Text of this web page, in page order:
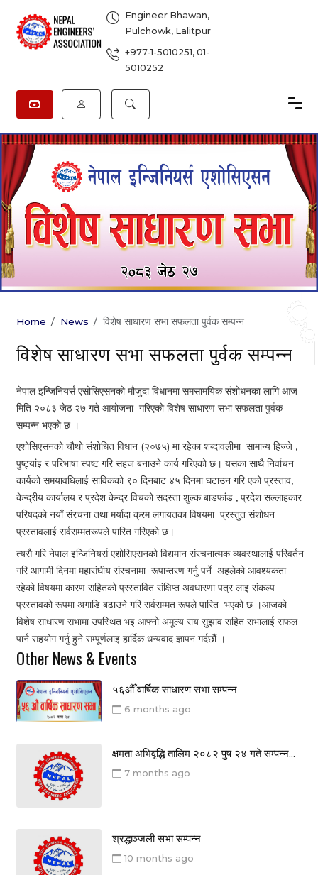
Engineer Bhawan,
Pulchowk, Lalitpur
+977-1-5010251,01-
5010252
Home News विशेष साधारण सभा सफलता पुर्वक सम्पन्न
विशेष साधारण सभा सफलता पुर्वक सम्पन्न
नेपाल इन्जिनियर्स एसोसिएसनको मौजुदा विधानमा समसामयिक संशोधनका लागि आज
मिति २०८३ जेठ २७ गते आयोजना  गरिएको विशेष साधारण सभा सफलता पुर्वक
सम्पन्न भएको छ ।
एशोसिएसनको चौथो संशोधित विधान (२०७५) मा रहेका शब्दावलीमा  सामान्य हिज्जे ,
पुष्ट्यांइ र परिभाषा स्पष्ट गरि सहज बनाउने कार्य गरिएको छ। यसका साथै निर्वाचन
कार्यको समयावधिलाई साविकको ९० दिनबाट ४५ दिनमा घटाउन गरि एको प्रस्ताव,
केन्द्रीय कार्यालय र प्रदेश केन्द्र विचको सदस्ता शुल्क बाडफांड , प्रदेश सल्लाहकार
परिषदको नयाँ संरचना तथा मर्यादा क्रम लगायतका विषयमा  प्रस्तुत संशोधन
प्रस्तावलाई सर्वसम्मतरूपले पारित गरिएको छ।
त्यसै गरि नेपाल इन्जिनियर्स एशोसिएसनको विद्यमान संरचनात्मक व्यवस्थालाई परिवर्तन
गरि आगामी दिनमा महासंघीय संरचनामा  रूपान्तरण गर्नु पर्ने  अहलेको आवश्यकता
रहेको विषयमा कारण सहितको प्रस्तावित संक्षिप्त अवधारणा पत्र लाइ संकल्प
प्रस्तावको रूपमा अगाडि बढाउने गरि सर्वसम्मत रूपले पारित  भएको छ ।आजको
विशेष साधारण सभामा उपस्थित भइ आफ्नो अमूल्य राय सुझाव सहित सभालाई सफल
पार्न सहयोग गर्नु हुने सम्पूर्णलाइ हार्दिक धन्यवाद ज्ञापन गर्दछौं ।
Other News & Events
५६औँ वार्षिक साधारण सभा सम्पन्न
6 months ago
क्षमता अभिवृद्धि तालिम २०८२ पुष २४ गते सम्पन्न...
7 months ago
श्रद्धाञ्जली सभा सम्पन्न
10 months ago